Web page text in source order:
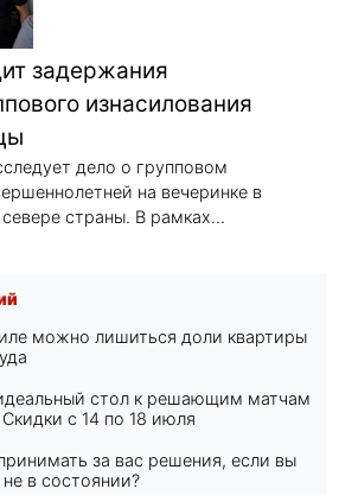
задержания
изнасилования
дело о групповом
на вечеринке в
страны. В рамках...
можно лишиться доли квартиры
стол к решающим матчам
с 14 по 18 июля
за вас решения, если вы
в состоянии?